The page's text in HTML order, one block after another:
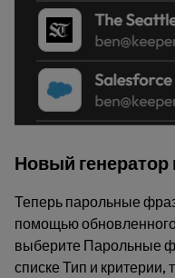
Новый
Теперь парольные
помощью
выберите Парольные
списке Тип и критерии,